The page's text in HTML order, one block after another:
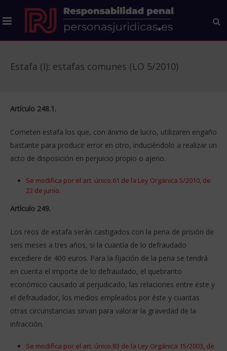
Estafa (I): estafas comunes (LO 5/2010)
Artículo 248.1.
Cometen estafa los que, con ánimo de lucro, utilizaren engaño
bastante para producir error en otro, induciéndolo a realizar un
acto de disposición en perjuicio propio o ajeno.
Se modifica por el art. único.61 de la Ley Orgánica 5/2010, de
22 de junio.
Artículo 249.
Los reos de estafa serán castigados con la pena de prisión de
seis meses a tres años, si la cuantía de lo defraudado
excediere de 400 euros. Para la fijación de la pena se tendrá
en cuenta el importe de lo defraudado, el quebranto
económico causado al perjudicado, las relaciones entre éste y
el defraudador, los medios empleados por éste y cuantas
otras circunstancias sirvan para valorar la gravedad de la
infracción.
Se modifica por el art. único.83 de la Ley Orgánica 15/2003, de